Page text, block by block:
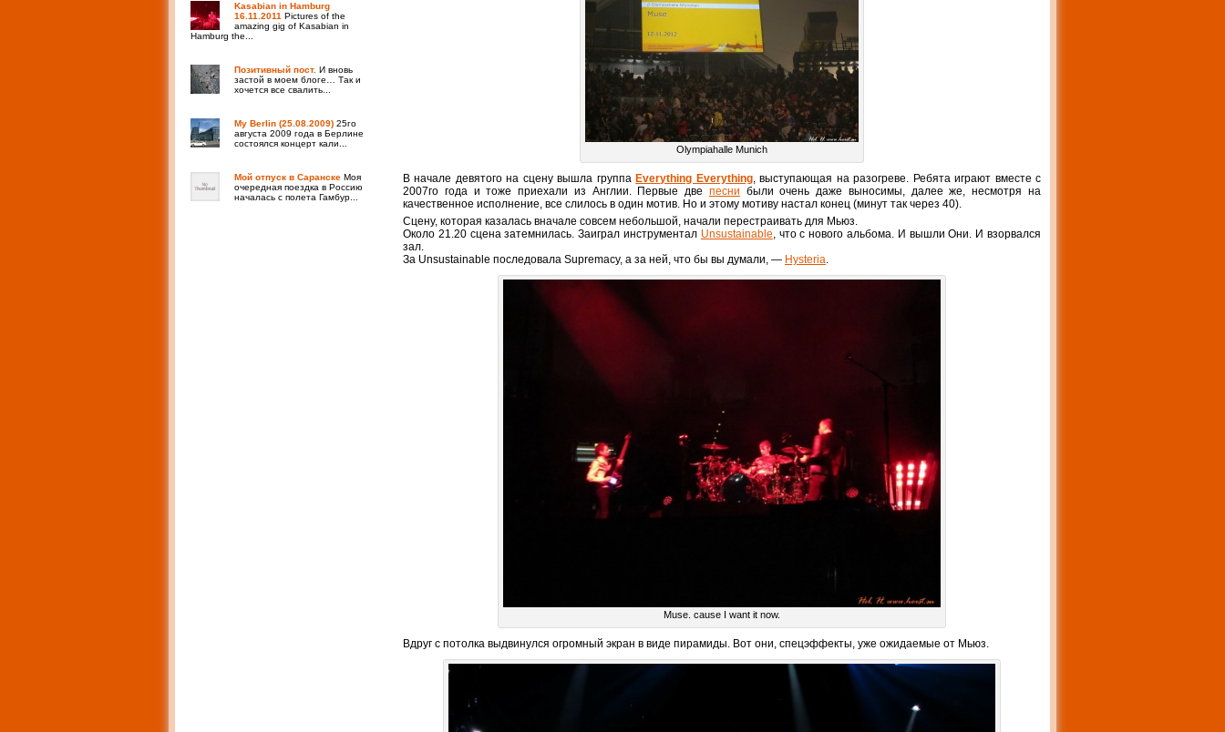
Olympiahalle Munich
В начале девятого на сцену вышла группа Everything Everything, выступающая на разогреве. Ребята играют вместе с
2007го года и тоже приехали из Англии. Первые две песни были очень даже выносимы, далее же, несмотря на
качественное исполнение, все слилось в один мотив. Но и этому мотиву настал конец (минут так через 40).
Сцену, которая казалась вначале совсем небольшой, начали перестраивать для Мьюз.
Около 21.20 сцена затемнилась. Заиграл инструментал Unsustainable, что с нового альбома. И вышли Они. И взорвался
зал.
За Unsustainable последовала Supremacy, а за ней, что бы вы думали, — Hysteria.
Muse. cause I want it now.
Вдруг с потолка выдвинулся огромный экран в виде пирамиды. Вот они, спецэффекты, уже ожидаемые от Мьюз.
Kasabian in Hamburg
16.11.2011 Pictures of the
amazing gig of Kasabian in
Hamburg the...
Позитивный пост. И вновь
застой в моем блоге… Так и
хочется все свалить...
My Berlin (25.08.2009) 25го
августа 2009 года в Берлине
состоялся концерт кали...
Мой отпуск в Саранске Моя
очередная поездка в Россию
началась с полета Гамбур...